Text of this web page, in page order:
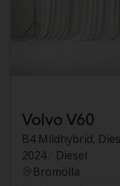
Volvo V60
B4 Mildhybrid,
2024
Diesel
Bromölla